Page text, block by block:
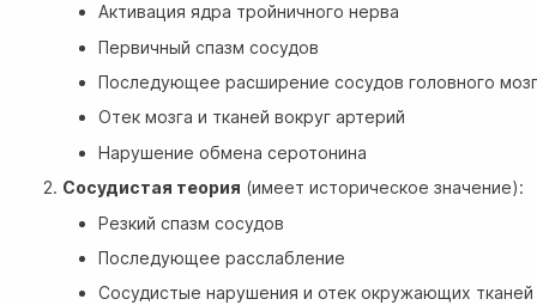
Активация ядра тройничного нерва
Первичный спазм сосудов
Последующее расширение сосудов головного
Отек мозга и тканей вокруг артерий
Нарушение обмена серотонина
Сосудистая теория (имеет историческое значение):
Резкий спазм сосудов
Последующее расслабление
Сосудистые нарушения и отек окружающих тканей